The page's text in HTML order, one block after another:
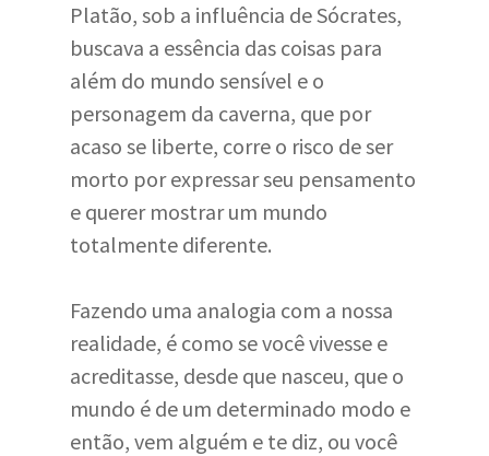
Platão, sob a influência de Sócrates,
buscava a essência das coisas para
além do mundo sensível e o
personagem da caverna, que por
acaso se liberte, corre o risco de ser
morto por expressar seu pensamento
e querer mostrar um mundo
totalmente diferente.
Fazendo uma analogia com a nossa
realidade, é como se você vivesse e
acreditasse, desde que nasceu, que o
mundo é de um determinado modo e
então, vem alguém e te diz, ou você